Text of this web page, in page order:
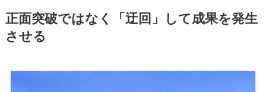
正面突破ではなく「迂回」して成果を発生
させる